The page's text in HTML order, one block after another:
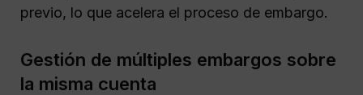
previo, lo que acelera el proceso de embargo.
Gestión de múltiples embargos sobre
la misma cuenta